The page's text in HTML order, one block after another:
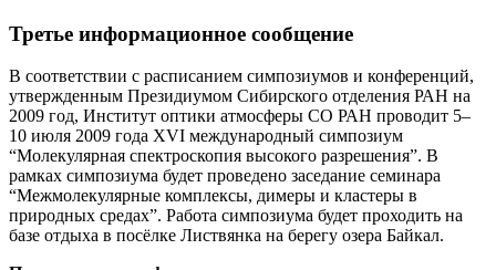
Третье информационное сообщение
В соответствии с расписанием симпозиумов и конференций,
утвержденным Президиумом Сибирского отделения РАН на
2009 год, Институт оптики атмосферы СО РАН проводит 5–
10 июля 2009 года XVI международный симпозиум
“Молекулярная спектроскопия высокого разрешения”. В
рамках симпозиума будет проведено заседание семинара
“Межмолекулярные комплексы, димеры и кластеры в
природных средах”. Работа симпозиума будет проходить на
базе отдыха в посёлке Листвянка на берегу озера Байкал.